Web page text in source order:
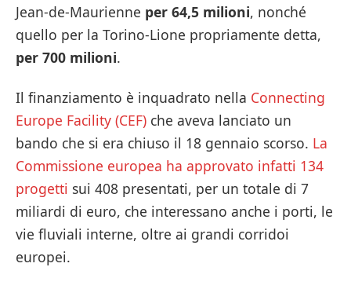
Jean-de-Maurienne per 64,5 milioni, nonché
quello per la Torino-Lione propriamente detta,
per 700 milioni.
Il finanziamento è inquadrato nella Connecting
Europe Facility (CEF) che aveva lanciato un
bando che si era chiuso il 18 gennaio scorso. La
Commissione europea ha approvato infatti 134
progetti sui 408 presentati, per un totale di 7
miliardi di euro, che interessano anche i porti, le
vie fluviali interne, oltre ai grandi corridoi
europei.